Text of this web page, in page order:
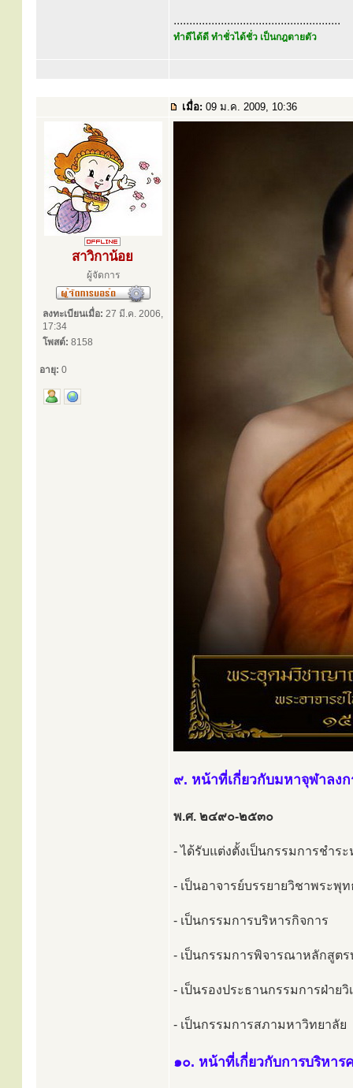
.....................................................
ทำดีได้ดี ทำชั่วได้ชั่ว เป็นกฎตายตัว
เมื่อ: 09 ม.ค. 2009, 10:36
สาวิกาน้อย
ผู้จัดการ
ลงทะเบียนเมื่อ: 27 มี.ค. 2006,
17:34
โพสต์: 8158
อายุ: 0
๙. หน้าที่เกี่ยวกับมหาจุฬาลง
พ.ศ. ๒๔๙๐-๒๕๓๐
- ได้รับแต่งตั้งเป็นกรรมการชำ
- เป็นอาจารย์บรรยายวิชาพระ
- เป็นกรรมการบริหารกิจการ
- เป็นกรรมการพิจารณาหลักสูต
- เป็นรองประธานกรรมการฝ่าย
- เป็นกรรมการสภามหาวิทยาลัย
๑๐. หน้าที่เกี่ยวกับการบริหา